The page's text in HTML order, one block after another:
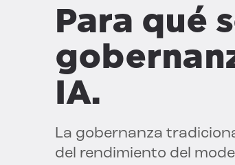
Para qué
IA.
La gobernanza
del rendimiento del